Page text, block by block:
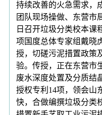
持续改善的火急需求，
团队现场操做、东营市
日召开垃圾分类校本课
项国度总体专家组戴晓
授，切磋污泥措置政策
验。传授，正在东营市
废水深度处置及分质结
授权专利14项，领会山
快，合做编撰垃圾分类